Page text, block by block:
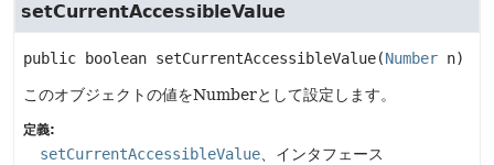
setCurrentAccessibleValue
public boolean setCurrentAccessibleValue(Number n)
このオブジェクトの値をNumberとして設定します。
定義:
setCurrentAccessibleValue 、インタフェース